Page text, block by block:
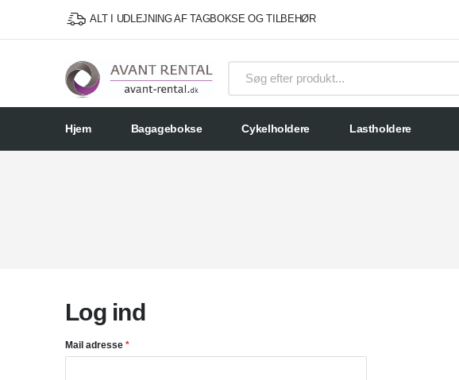
ALT I UDLEJNING AF TAGBOKSE OG TILBEHØR
Hjem Bagagebokse Cykelholdere Lastholdere
Log ind
Mail adresse *